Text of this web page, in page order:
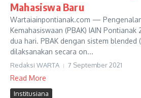
Mahasiswa Baru
Wartaiainpontianak.com —
Kemahasiswaan (PBAK) IAIN
dua hari. PBAK dengan sistem blended
dilaksanakan secara on...
Redaksi WARTA 7 September 2021
Read More
Institusiana